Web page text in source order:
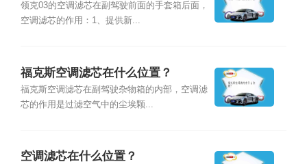
领克03的空调滤芯在副驾驶前面的手套箱后面，
空调滤芯的作用：1、提供新...
福克斯空调滤芯在什么位置？
福克斯空调滤芯在副驾驶杂物箱的内部，空调滤
芯的作用是过滤空气中的尘埃颗...
空调滤芯在什么位置？